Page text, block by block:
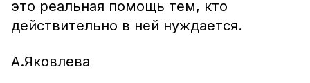
это реальная помощь тем, кто
действительно в ней нуждается.
А.Яковлева